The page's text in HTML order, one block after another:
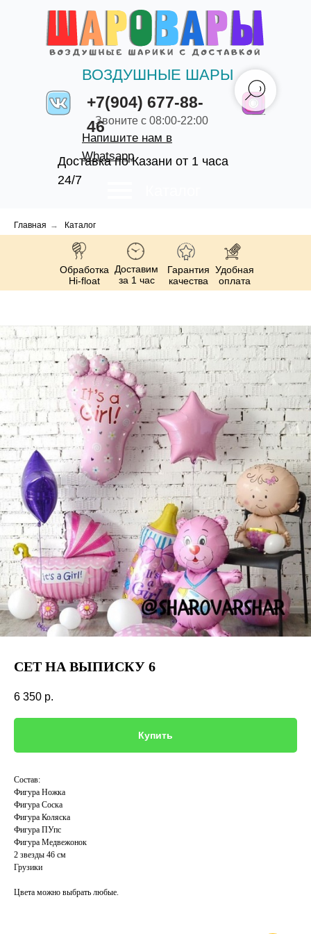
+7(904) 677-88-
46
ВОЗДУШНЫЕ ШАРЫ
Доставка по Казани от 1 часа
24/7
Звоните с 08:00-22:00
Напишите нам в
Whatsapp
Главная → Каталог
Обработка
Hi-float
Доставим
за 1 час
Гарантия
качества
Удобная
оплата
СЕТ НА ВЫПИСКУ 6
6 350 р.
Купить
Состав:
Фигура Ножка
Фигура Соска
Фигура Коляска
Фигура ПУпс
Фигура Медвежонок
2 звезды 46 см
Грузики
Цвета можно выбрать любые.